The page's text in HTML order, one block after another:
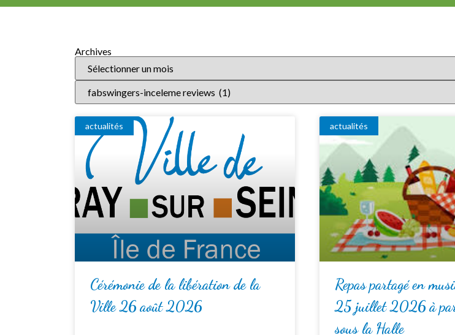
Archives
actualités
Cérémonie de la libération de la
Ville 26 août 2026
actualités
Repas partagé en
25 juillet 2026 à
sous la Halle